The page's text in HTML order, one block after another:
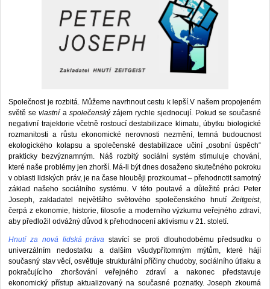
Společnost je rozbitá. Můžeme navrhnout cestu k lepší.V našem propojeném
světě sevlastní a společenskýzájem rychle sjednocují. Pokud se současné
negativní trajektorie včetně rostoucí destabilizace klimatu, úbytku biologické
rozmanitosti a růstu ekonomické nerovnosti nezmění, temná budoucnost
ekologického kolapsu a společenské destabilizace učiní „osobní úspěch“
prakticky bezvýznamným. Náš rozbitý sociální systém stimuluje chování,
které naše problémy jen zhorší. Má-li být dnes dosaženo skutečného pokroku
v oblasti lidských práv, je na čase hlouběji prozkoumat – přehodnotit samotný
základ našeho sociálního systému. V této poutavé a důležité práci Peter
Joseph, zakladatel největšího světového společenského hnutíZeitgeist,
čerpá z ekonomie, historie, filosofie a moderního výzkumu veřejného zdraví,
aby předložil odvážný důvod k přehodnocení aktivismu v 21. století.
Hnutí za nová lidská práva stavící se proti dlouhodobému předsudku o
univerzálním nedostatku a dalším všudypřítomným mýtům, které hájí
současný stav věcí, osvětluje strukturální příčiny chudoby, sociálního útlaku a
pokračujícího zhoršování veřejného zdraví a nakonec představuje
ekonomický přístup aktualizovaný na současné poznatky. Joseph zkoumá